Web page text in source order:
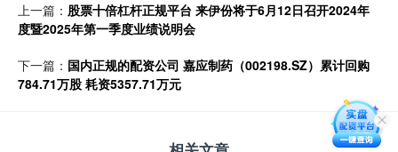
上一篇： 股票十倍杠杆正规平台 来伊份将于6月12日召开2024年
度暨2025年第一季度业绩说明会
下一篇： 国内正规的配资公司 嘉应制药（002198.SZ）累计回购
784.71万股 耗资5357.71万元